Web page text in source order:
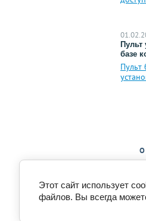
базе
Пульт
Этот сайт использует
файлов. Вы всегда